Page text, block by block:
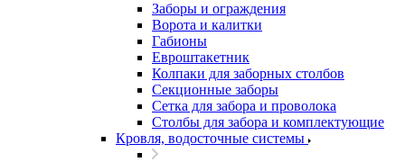
Заборы и ограждения
Ворота и калитки
Габионы
Евроштакетник
Колпаки для заборных столбов
Секционные заборы
Сетка для забора и проволока
Столбы для забора и комплектующие
Кровля, водосточные системы